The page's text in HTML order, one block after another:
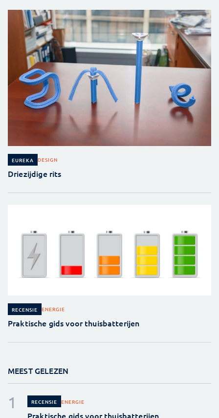
EUREKA DESIGN
Driezijdige rits
RECENSIE ENERGIE
Praktische gids voor thuisbatterijen
MEEST GELEZEN
RECENSIE ENERGIE
Praktische gids voor thuisbatterijen